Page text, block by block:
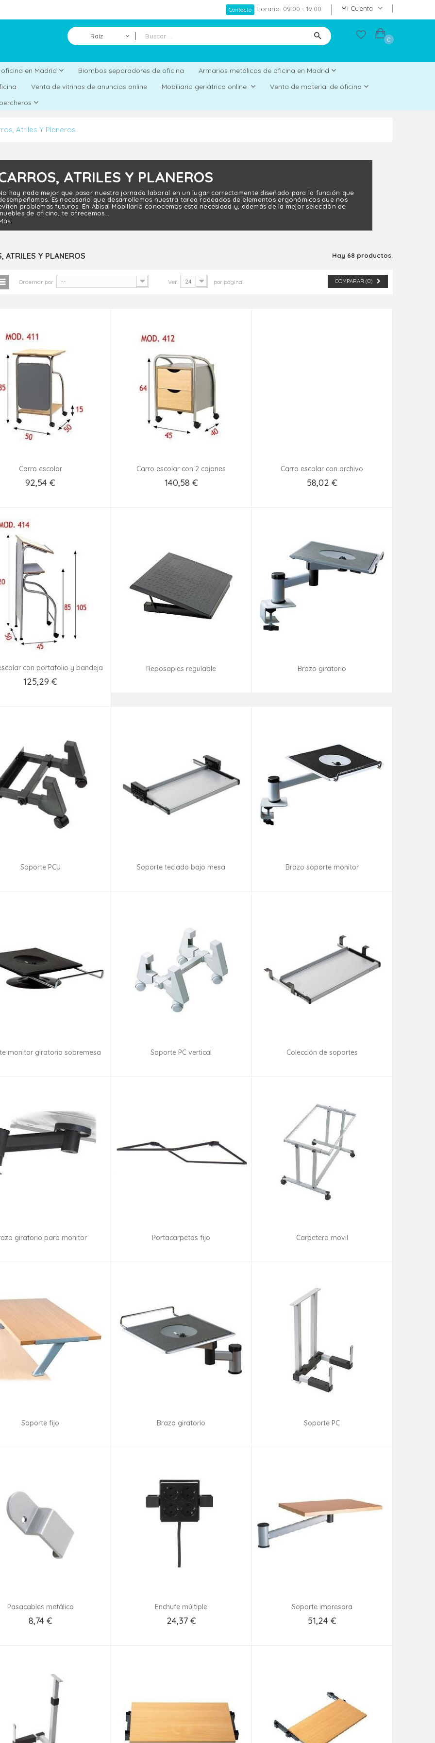
Mi Cuenta
Contacto Horario: 09:00 - 19:00
Raíz 0
en Madrid Biombos separadores de oficina
Armarios metálicos de oficina en Madrid
Venta de vitrinas de anuncios online Mobiliario geriátrico online
Venta de material de oficina
Atriles Y Planeros
ATRILES Y PLANEROS
hay nada mejor que pasar nuestra jornada laboral en un lugar correctamente diseñado para la función que
Es necesario que desarrollemos nuestra tarea rodeados de elementos ergonómicos que nos
problemas futuros. En Abisal Mobiliario conocemos esta necesidad y, además de la mejor selección de
de oficina, te ofrecemos...
ATRILES Y PLANEROS Hay 68 productos.
COMPARAR (0)
Ordernar por -- Ver 24 por página
Carro escolar
92,54 €
Carro escolar con 2 cajones
140,58 €
Carro escolar con archivo
58,02 €
con portafolio y bandeja
125,29 €
Reposapies regulable Brazo giratorio
Soporte PCU Soporte teclado bajo mesa Brazo soporte monitor
monitor giratorio sobremesa Soporte PC vertical Colección de soportes
giratorio para monitor Portacarpetas fijo Carpetero movil
Soporte fijo Brazo giratorio Soporte PC
Pasacables metálico
8,74 €
Enchufe múltiple
24,37 €
Soporte impresora
51,24 €